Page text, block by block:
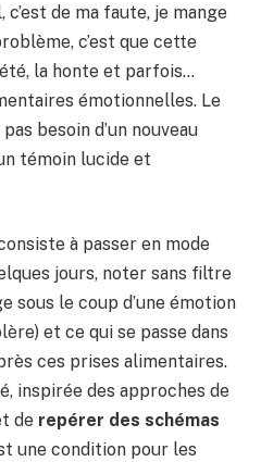
c’est de ma faute, je mange
c’est que cette
la honte et parfois…
émotionnelles. Le
besoin d’un nouveau
témoin lucide et
à passer en mode
jours, noter sans filtre
sous le coup d’une émotion
et ce qui se passe dans
ces prises alimentaires.
inspirée des approches de
de repérer des schémas
une condition pour les